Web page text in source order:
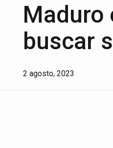
Maduro
buscar
2 agosto, 2023